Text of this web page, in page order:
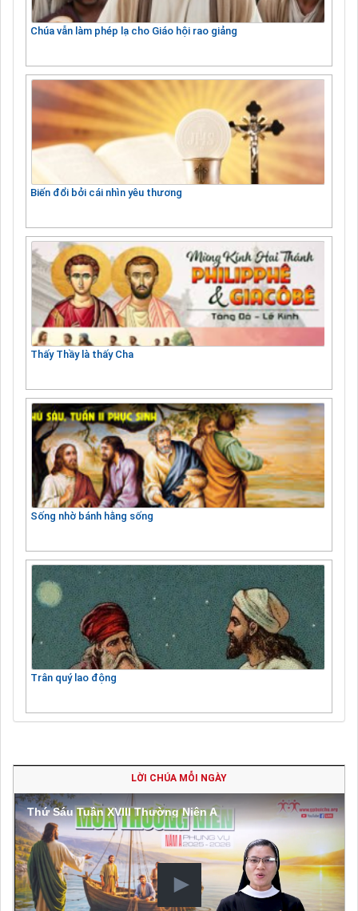
Chúa vẫn làm phép lạ cho Giáo hội rao giảng
Biến đổi bởi cái nhìn yêu thương
Thấy Thầy là thấy Cha
Sống nhờ bánh hằng sống
Trân quý lao động
LỜI CHÚA MỖI NGÀY
Thứ Sáu Tuần XVIII Thường Niên A